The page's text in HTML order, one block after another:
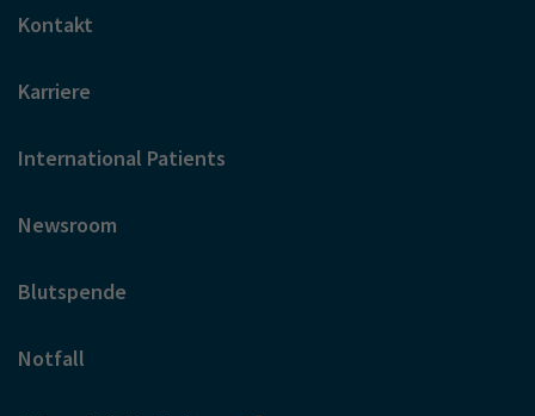
Kontakt
Karriere
International Patients
Newsroom
Blutspende
Notfall